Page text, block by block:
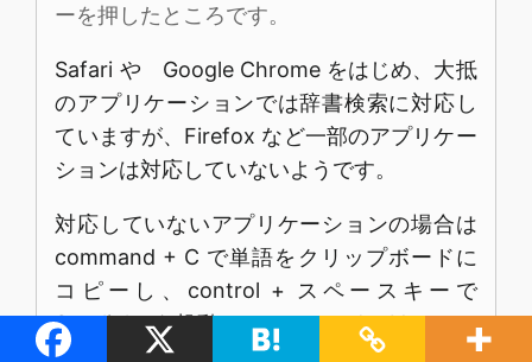
ーを押したところです。
Safari や Google Chrome をはじめ、大抵
のアプリケーションでは辞書検索に対応し
ていますが、Firefox など一部のアプリケー
ションは対応していないようです。
対応していないアプリケーションの場合は
command + C で単語をクリップボードに
コピーし、control + スペースキーで
Spotlight を起動し、command + V でペー
ストして検索することができます。